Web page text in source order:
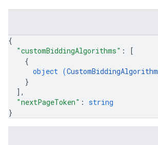
{
"customBiddingAlgorithms" :
[
{
object (CustomBiddingAlgorithm
}
] ,
"nextPageToken" : string
}